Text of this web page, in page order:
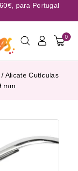
para Portugal
0
/ Alicate Cutículas
mm